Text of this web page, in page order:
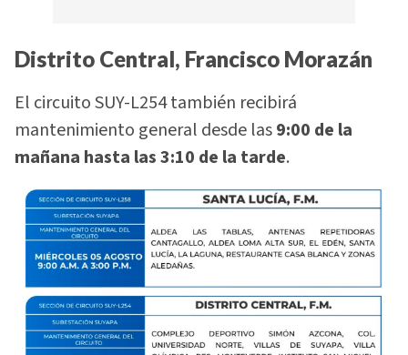
Distrito Central, Francisco Morazán
El circuito SUY-L254 también recibirá
mantenimiento general desde las9:00 de la
mañana hasta las 3:10 de la tarde.